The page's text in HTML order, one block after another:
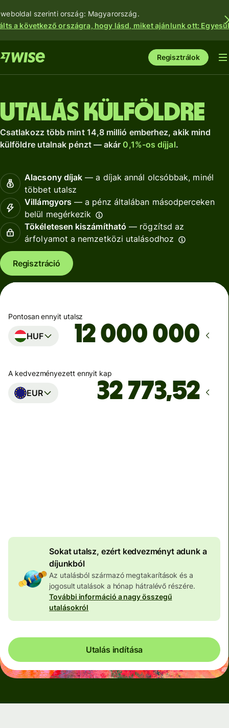
szerinti ország: Magyarország.
a következő országra, hogy lásd, miket ajánlunk ott:
Regisztrálok
Utalás külföldre
Csatlakozz több mint 14,8 millió emberhez, akik mind
külföldre utalnak pénzt — akár 0,1%-os díjjal.
Alacsony díjak — a díjak annál olcsóbbak, minél
többet utalsz
Villámgyors — a pénz általában másodperceken
belül megérkezik
Tökéletesen kiszámítható — rögzítsd az
árfolyamot a nemzetközi utalásodhoz
Regisztráció
Pontosan ennyit utalsz
HUF
A kedvezményezett ennyit kap
EUR
Sokat utalsz, ezért kedvezményt adunk a
díjunkból
Az utalásból származó megtakarítások és a
jogosult utalások a hónap hátralévő részére.
További információ a nagy összegű
utalásokról
Utalás indítása